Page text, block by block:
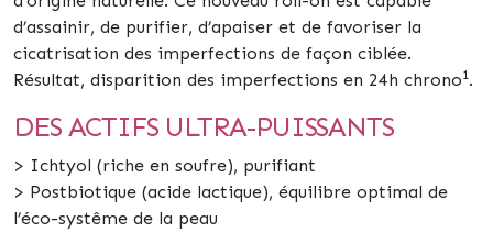
d’assainir, de purifier, d’apaiser et de favoriser la
cicatrisation des imperfections de façon ciblée.
Résultat, disparition des imperfections en 24h chrono1.
DES ACTIFS ULTRA-PUISSANTS
> Ichtyol (riche en soufre), purifiant
> Postbiotique (acide lactique), équilibre optimal de
l’éco-systême de la peau